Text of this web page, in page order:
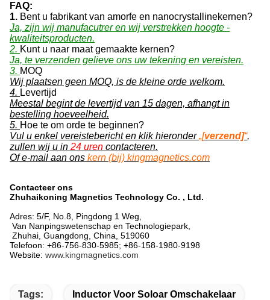
FAQ:
1. Bent u fabrikant van amorfe en nanocrystallinekernen?
Ja, zijn wij manufacutrer en wij verstrekken hoogte -
kwaliteitsproducten.
2. Kunt u naar maat gemaakte kernen?
Ja, te verzenden gelieve ons uw tekening en vereisten.
3. MOQ
Wij plaatsen geen MOQ, is de kleine orde welkom.
4. Levertijd
Meestal begint de levertijd van 15 dagen, afhangt in
bestelling hoeveelheid.
5. Hoe te om orde te beginnen?
Vul u enkel vereistebericht en klik hieronder„[verzend]“,
zullen wij u in 24 uren contacteren.
Of e-mail aan ons kern (bij) kingmagnetics.com
Contacteer ons
Zhuhaikoning Magnetics Technology Co. , Ltd.
Adres: 5/F, No.8, Pingdong 1 Weg,
Van Nanpingswetenschap en Technologiepark,
Zhuhai, Guangdong, China, 519060
Telefoon: +86-756-830-5985; +86-158-1980-9198
Website: www.kingmagnetics.com
Tags: Inductor Voor Soloar Omschakelaar